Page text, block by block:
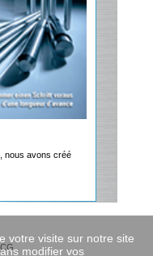
nous avons créé
CG
votre visite sur notre site
modifier vos